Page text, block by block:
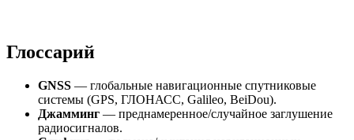
Глоссарий
GNSS — глобальные навигационные спутниковые
системы (GPS, ГЛОНАСС, Galileo, BeiDou).
Джамминг — преднамеренное/случайное заглушение
радиосигналов.